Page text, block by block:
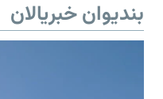
بندیوان خبریالان